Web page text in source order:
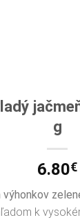
g
6.80€
k